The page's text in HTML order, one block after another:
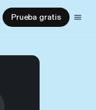
Prueba gratis